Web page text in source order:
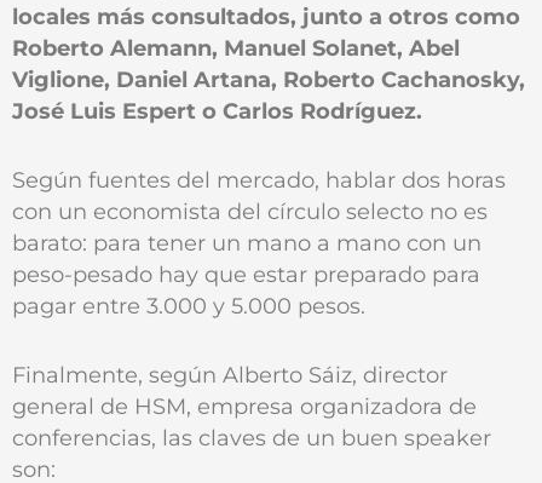
locales más consultados, junto a otros como
Roberto Alemann, Manuel Solanet, Abel
Viglione, Daniel Artana, Roberto Cachanosky,
José Luis Espert o Carlos Rodríguez.
Según fuentes del mercado, hablar dos horas
con un economista del círculo selecto no es
barato: para tener un mano a mano con un
peso-pesado hay que estar preparado para
pagar entre 3.000 y 5.000 pesos.
Finalmente, según Alberto Sáiz, director
general de HSM, empresa organizadora de
conferencias, las claves de un buen speaker
son: